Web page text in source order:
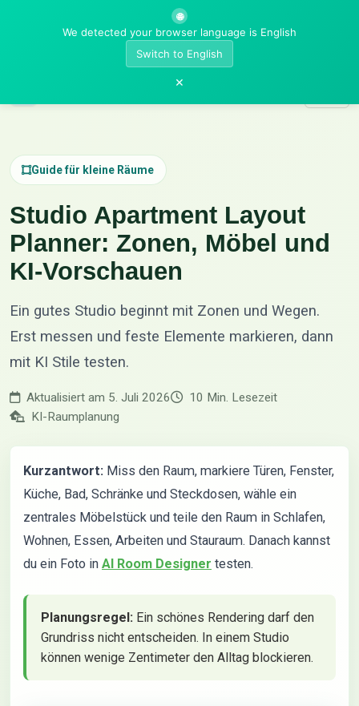
🌐
We detected your browser language is English
Switch to English
×
AI Room Designer
Guide für kleine Räume
Studio Apartment Layout
Planner: Zonen, Möbel und
KI-Vorschauen
Ein gutes Studio beginnt mit Zonen und Wegen.
Erst messen und feste Elemente markieren, dann
mit KI Stile testen.
Aktualisiert am 5. Juli 2026
10 Min. Lesezeit
KI-Raumplanung
Kurzantwort: Miss den Raum, markiere Türen, Fenster,
Küche, Bad, Schränke und Steckdosen, wähle ein
zentrales Möbelstück und teile den Raum in Schlafen,
Wohnen, Essen, Arbeiten und Stauraum. Danach kannst
du ein Foto in AI Room Designer testen.
Planungsregel: Ein schönes Rendering darf den
Grundriss nicht entscheiden. In einem Studio
können wenige Zentimeter den Alltag blockieren.